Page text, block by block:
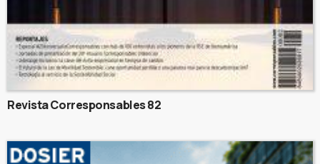
Revista Corresponsables 82